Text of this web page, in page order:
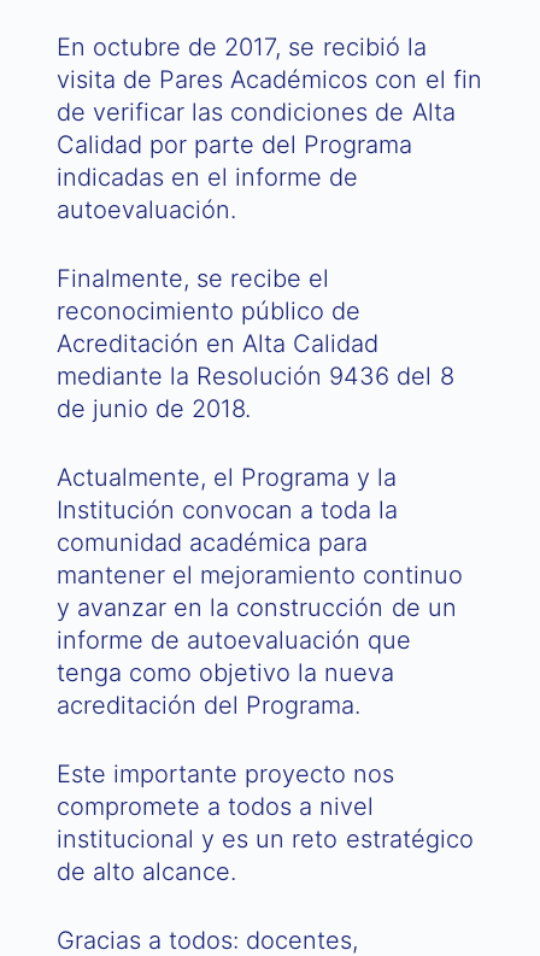
En octubre de 2017, se recibió la
visita de Pares Académicos con el fin
de verificar las condiciones de Alta
Calidad por parte del Programa
indicadas en el informe de
autoevaluación.
Finalmente, se recibe el
reconocimiento público de
Acreditación en Alta Calidad
mediante la Resolución 9436 del 8
de junio de 2018.
Actualmente, el Programa y la
Institución convocan a toda la
comunidad académica para
mantener el mejoramiento continuo
y avanzar en la construcción de un
informe de autoevaluación que
tenga como objetivo la nueva
acreditación del Programa.
Este importante proyecto nos
compromete a todos a nivel
institucional y es un reto estratégico
de alto alcance.
Gracias a todos: docentes,